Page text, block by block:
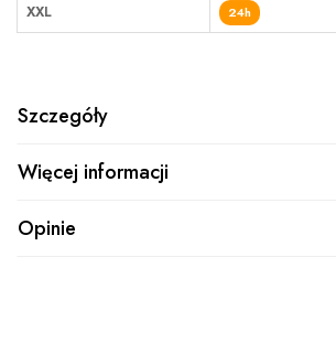
XXL 24h
Szczegóły
Więcej informacji
Opinie